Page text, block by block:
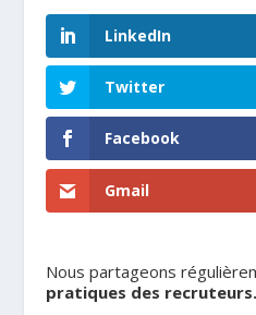
LinkedIn
Twitter
Facebook
Gmail
Nous partageons
pratiques des recruteurs.